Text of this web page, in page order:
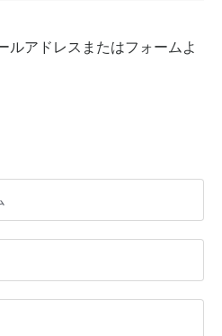
ルアドレスまたはフォームよ